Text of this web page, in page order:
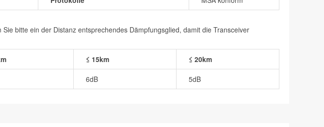
bitte ein der Distanz entsprechendes Dämpfungsglied, damit die Transceiver
≤ 15km ≤ 20km
6dB 5dB